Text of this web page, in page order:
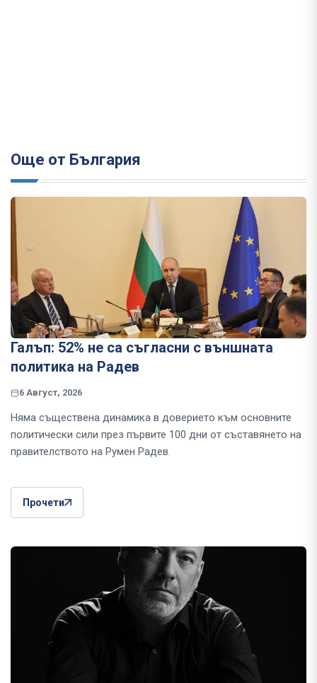
Още от България
Галъп: 52% не са съгласни с външната
политика на Радев
6 Август, 2026
Няма съществена динамика в доверието към основните
политически сили през първите 100 дни от съставянето на
правителството на Румен Радев.
Прочети